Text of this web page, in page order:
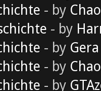
- by
- by
- by Gera
- by
- by